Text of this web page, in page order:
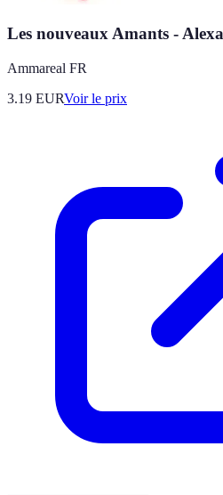
Les nouveaux Amants -
Ammareal FR
3.19 EURVoir le prix